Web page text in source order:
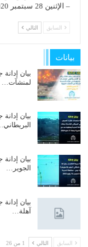
– الإثنين 28 سبتمبر 2020
السابق التالي
بيانات
بيان
لمنشآت…
بيان
الجوير…
بيان
آهلة…
السابق التالي 1 من 26